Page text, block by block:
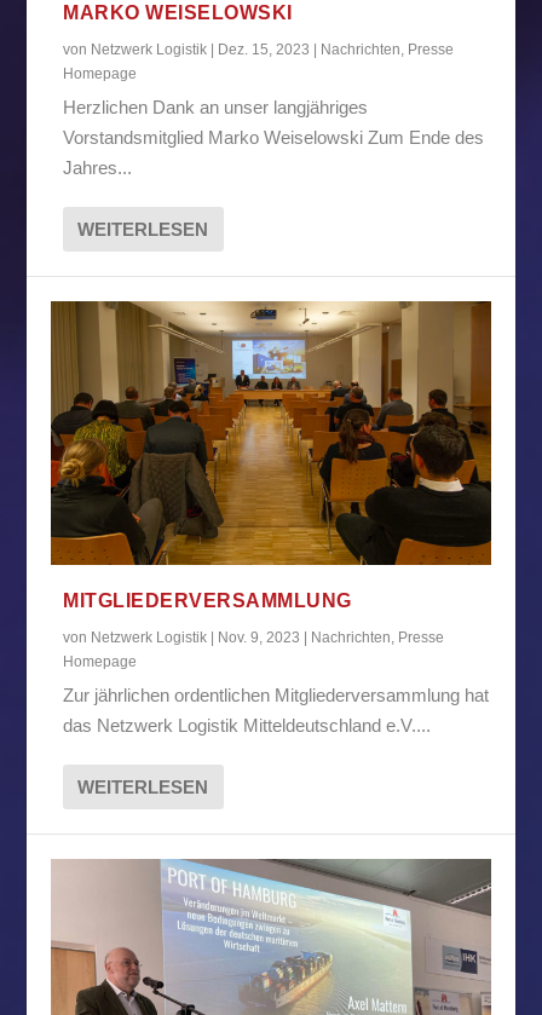
MARKO WEISELOWSKI
von Netzwerk Logistik Dez. 15, 2023 Nachrichten, Presse
Homepage
Herzlichen Dank an unser langjähriges
Vorstandsmitglied Marko Weiselowski Zum Ende des
Jahres...
WEITERLESEN
MITGLIEDERVERSAMMLUNG
von Netzwerk Logistik | Nov. 9, 2023 | Nachrichten Presse
Homepage
Zur jährlichen ordentlichen Mitgliederversammlung hat
das Netzwerk Logistik Mitteldeutschland e.V....
WEITERLESEN